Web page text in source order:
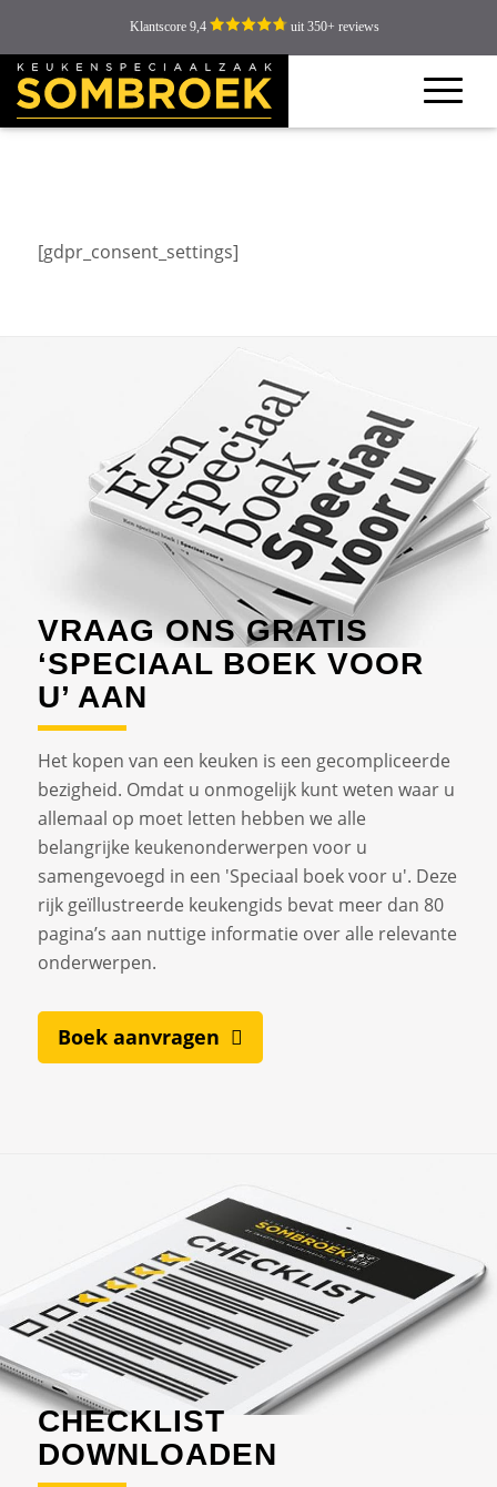
Klantscore 9,4 uit 350+ reviews
[gdpr_consent_settings]
VRAAG ONS GRATIS
‘SPECIAAL BOEK VOOR
U’ AAN
Het kopen van een keuken is een gecompliceerde
bezigheid. Omdat u onmogelijk kunt weten waar u
allemaal op moet letten hebben we alle
belangrijke keukenonderwerpen voor u
samengevoegd in een 'Speciaal boek voor u'. Deze
rijk geïllustreerde keukengids bevat meer dan 80
pagina’s aan nuttige informatie over alle relevante
onderwerpen.
Boek aanvragen
CHECKLIST
DOWNLOADEN